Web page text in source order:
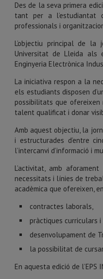
Des de la seva primera
tant per a l’estudiantat
professionals i
L’objectiu principal de
Universitat de Lleida als
Enginyeria Electrònica
La iniciativa respon a la
els estudiants disposen
possibilitats que ofereixen
talent qualificat i donar
Amb aquest objectiu, la
i estructurades d’entre
l’intercanvi d’informació i
L’activitat, amb
necessitats i línies de
acadèmica que ofereixen,
contractes laborals,
pràctiques curriculars
desenvolupament de
la possibilitat de
En aquesta edició de l’EPS